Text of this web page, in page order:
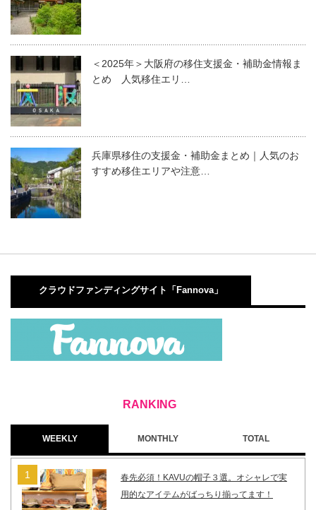
＜2025年＞大阪府の移住支援金・補助金情報ま
とめ 人気移住エリ…
兵庫県移住の支援金・補助金まとめ｜人気のお
すすめ移住エリアや注意…
クラウドファンディングサイト「Fannova」
WEEKLY MONTHLY TOTAL
春先必須！KAVUの帽子３選。オシャレで実
用的なアイテムがばっちり揃ってます！